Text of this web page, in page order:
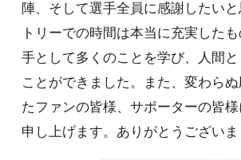
陣、そして選手全員に感謝したい
トリーでの時間は本当に充実した
手として多くのことを学び、人間
ことができました。また、変わら
たファンの皆様、サポーターの皆
申し上げます。ありがとうございま